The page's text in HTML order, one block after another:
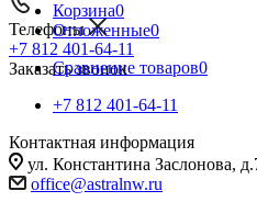
Телефоны
+7 812 401-64-11
Заказать звонок
Корзина0
Отложенные0
Сравнение товаров0
+7 812 401-64-11
Контактная информация
ул. Константина Заслонова,
office@astralnw.ru